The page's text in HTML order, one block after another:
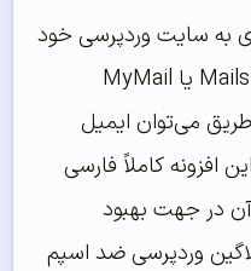
به سایت وردپرسی خود
می‌توانید از پلاگین حرفه‌ای Mailster یا MyMail
می‌توان ایمیل
افزونه کاملاً فارسی
در جهت بهبود
وردپرسی ضد اسپم